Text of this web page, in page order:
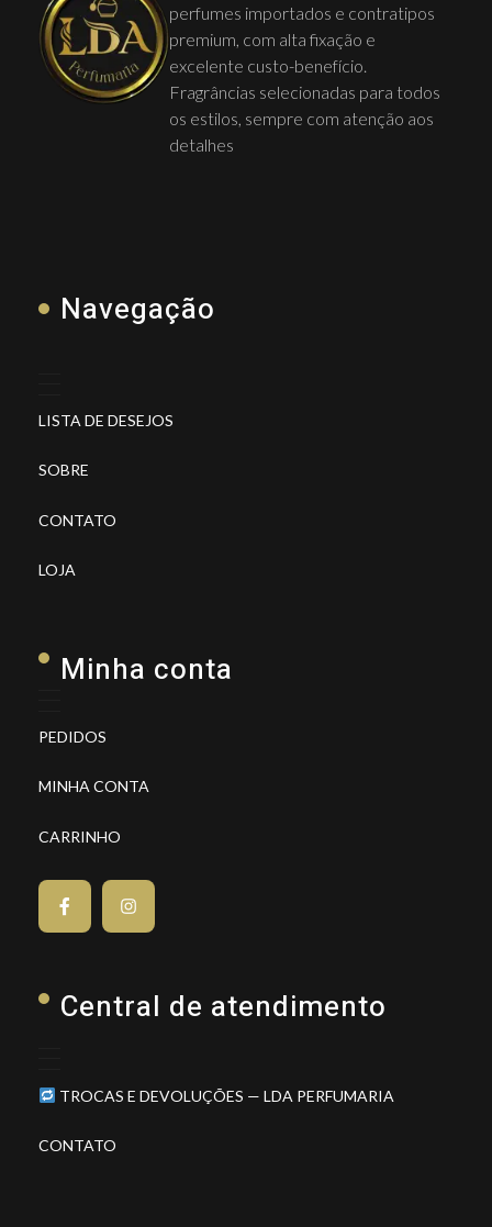
perfumes importados e contratipos
premium, com alta fixação e
excelente custo-benefício.
Fragrâncias selecionadas para todos
os estilos, sempre com atenção aos
detalhes
Navegação
LISTA DE DESEJOS
SOBRE
CONTATO
LOJA
Minha conta
PEDIDOS
MINHA CONTA
CARRINHO
Central de atendimento
TROCAS E DEVOLUÇÕES — LDA PERFUMARIA
CONTATO